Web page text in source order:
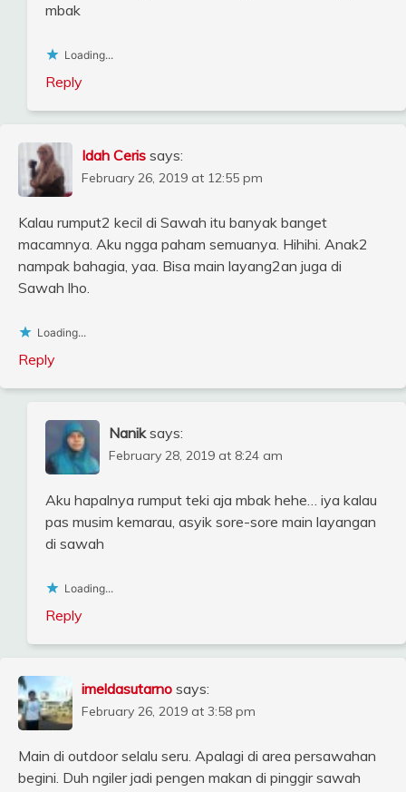
mbak
Loading...
Reply
Idah Ceris says:
February 26, 2019 at 12:55 pm
Kalau rumput2 kecil di Sawah itu banyak banget
macamnya. Aku ngga paham semuanya. Hihihi. Anak2
nampak bahagia, yaa. Bisa main layang2an juga di
Sawah lho.
Loading...
Reply
Nanik says:
February 28, 2019 at 8:24 am
Aku hapalnya rumput teki aja mbak hehe… iya kalau
pas musim kemarau, asyik sore-sore main layangan
di sawah
Loading...
Reply
imeldasutarno says:
February 26, 2019 at 3:58 pm
Main di outdoor selalu seru. Apalagi di area persawahan
begini. Duh ngiler jadi pengen makan di pinggir sawah